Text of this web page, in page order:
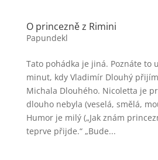
O princezně z Rimini
Papundekl
Tato pohádka je jiná. Poznáte to
minut, kdy Vladimír Dlouhý
Michala Dlouhého. Nicoletta je
dlouho nebyla (veselá, smělá,
Humor je milý („Jak znám
teprve přijde.“ „Bude...